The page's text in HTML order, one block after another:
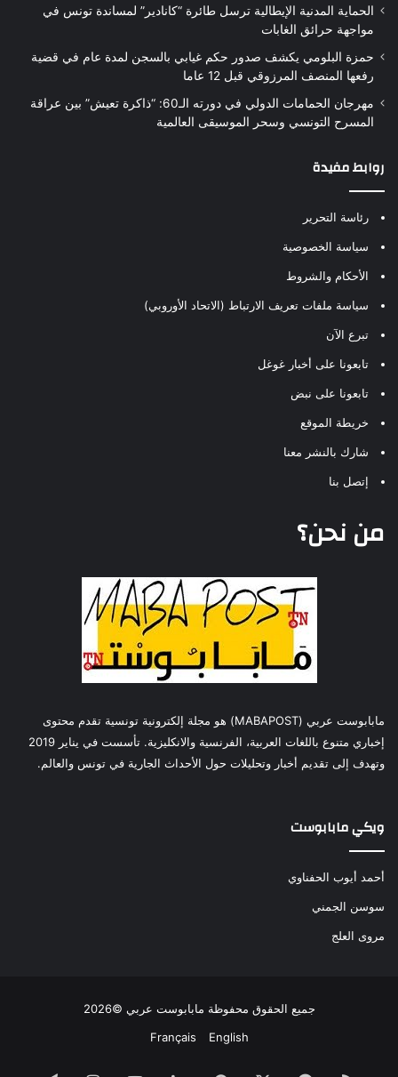
الحماية المدنية الإيطالية ترسل طائرة “كانادير” لمساندة تونس في
مواجهة حرائق الغابات
حمزة البلومي يكشف صدور حكم غيابي بالسجن لمدة عام في قضية
رفعها المنصف المرزوقي قبل 12 عاما
مهرجان الحمامات الدولي في دورته الـ60: “ذاكرة تعيش” بين عراقة
المسرح التونسي وسحر الموسيقى العالمية
روابط مفيدة
رئاسة التحرير
سياسة الخصوصية
الأحكام والشروط
سياسة ملفات تعريف الارتباط (الاتحاد الأوروبي)
تبرع الآن
تابعونا على أخبار غوغل
تابعونا على نبض
خريطة الموقع
شارك بالنشر معنا
إتصل بنا
من نحن؟
مابابوست عربي (MABAPOST) هو مجلة إلكترونية تونسية تقدم محتوى
إخباري متنوع باللغات العربية، الفرنسية والانكليزية. تأسست في يناير 2019
وتهدف إلى تقديم أخبار وتحليلات حول الأحداث الجارية في تونس والعالم.
ويكي مابابوست
أحمد أيوب الحفناوي
سوسن الجمني
مروى العلج
جميع الحقوق محفوظة مابابوست عربي ©2026
English
Français